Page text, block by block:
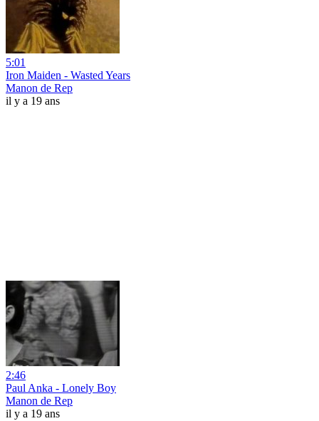
5:01
Iron Maiden - Wasted Years
Manon de Rep
il y a 19 ans
2:46
Paul Anka - Lonely Boy
Manon de Rep
il y a 19 ans